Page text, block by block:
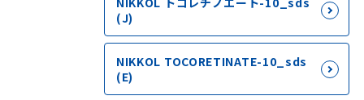
(J)
NIKKOL TOCORETINATE-10_sds
(E)